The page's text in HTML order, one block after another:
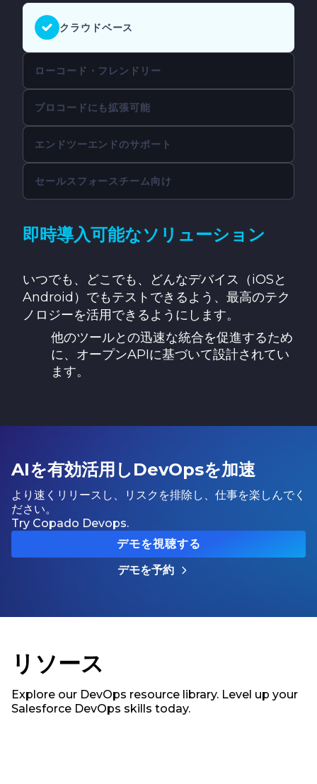
クラウドベース
ローコード・フレンドリー
プロコードにも拡張可能
エンドツーエンドのサポート
セールスフォースチーム向け
即時導入可能なソリューション
いつでも、どこでも、どんなデバイス（iOSと
Android）でもテストできるよう、最高のテク
ノロジーを活用できるようにします。
他のツールとの迅速な統合を促進するため
に、オープンAPIに基づいて設計されてい
ます。
AIを有効活用しDevOpsを加速
より速くリリースし、リスクを排除し、仕事を楽しんでく
ださい。
Try Copado Devops.
デモを視聴する
デモを予約
リソース
Explore our DevOps resource library. Level up your
Salesforce DevOps skills today.